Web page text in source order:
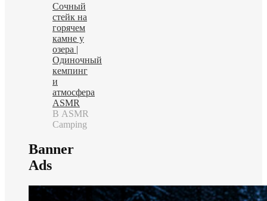
Сочный
стейк на
горячем
камне у
озера |
Одиночный
кемпинг
и
атмосфера
ASMR
В ASMR
Camping
Banner
Ads